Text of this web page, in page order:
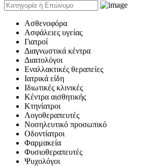
Ασθενοφόρα
Ασφάλειες υγείας
Γιατροί
Διαγνωστικά κέντρα
Διαιτολόγοι
Εναλλακτικές θεραπείες
Ιατρικά είδη
Ιδιωτικές κλινικές
Κέντρα αισθητικής
Κτηνίατροι
Λογοθεραπευτές
Νοσηλευτικό προσωπικό
Οδοντίατροι
Φαρμακεία
Φυσιοθεραπευτές
Ψυχολόγοι